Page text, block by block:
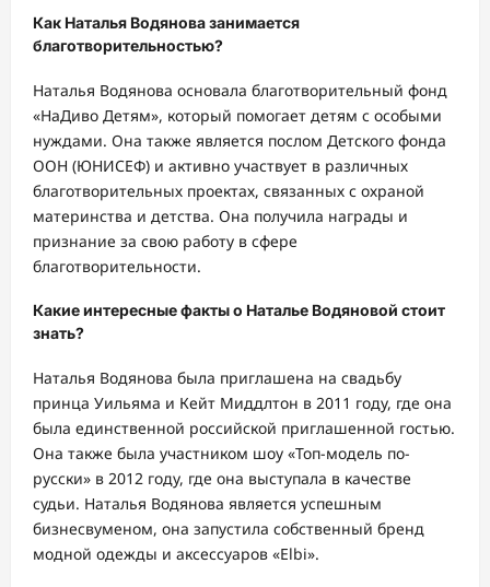
Как Наталья Водянова занимается
благотворительностью?
Наталья Водянова основала благотворительный фонд
«НаДиво Детям», который помогает детям с особыми
нуждами. Она также является послом Детского фонда
ООН (ЮНИСЕФ) и активно участвует в различных
благотворительных проектах, связанных с охраной
материнства и детства. Она получила награды и
признание за свою работу в сфере
благотворительности.
Какие интересные факты о Наталье Водяновой стоит
знать?
Наталья Водянова была приглашена на свадьбу
принца Уильяма и Кейт Миддлтон в 2011 году, где она
была единственной российской приглашенной гостью.
Она также была участником шоу «Топ-модель по-
русски» в 2012 году, где она выступала в качестве
судьи. Наталья Водянова является успешным
бизнесвуменом, она запустила собственный бренд
модной одежды и аксессуаров «Elbi».